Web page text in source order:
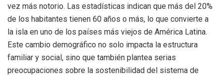
vez más notorio. Las estadísticas indican que más del 20%
de los habitantes tienen 60 años o más, lo que convierte a
la isla en uno de los países más viejos de América Latina.
Este cambio demográfico no solo impacta la estructura
familiar y social, sino que también plantea serias
preocupaciones sobre la sostenibilidad del sistema de